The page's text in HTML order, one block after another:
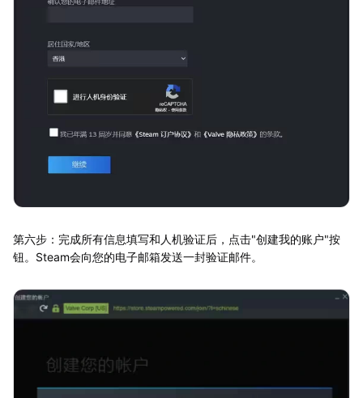
第六步：完成所有信息填写和人机验证后，点击"创建我的账户"按
钮。Steam会向您的电子邮箱发送一封验证邮件。